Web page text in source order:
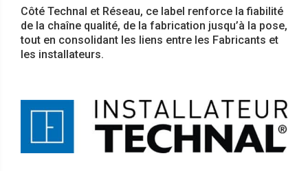
Côté Technal et Réseau, ce label renforce la fiabilité
de la chaîne qualité, de la fabrication jusqu’à la pose,
tout en consolidant les liens entre les Fabricants et
les installateurs.